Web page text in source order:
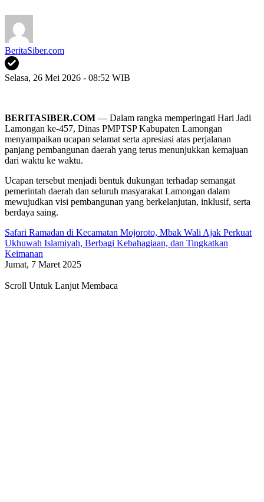
BeritaSiber.com
Selasa, 26 Mei 2026 - 08:52 WIB
BERITASIBER.COM — Dalam rangka memperingati Hari Jadi
Lamongan ke-457, Dinas PMPTSP Kabupaten Lamongan
menyampaikan ucapan selamat serta apresiasi atas perjalanan
panjang pembangunan daerah yang terus menunjukkan kemajuan
dari waktu ke waktu.
Ucapan tersebut menjadi bentuk dukungan terhadap semangat
pemerintah daerah dan seluruh masyarakat Lamongan dalam
mewujudkan visi pembangunan yang berkelanjutan, inklusif, serta
berdaya saing.
Safari Ramadan di Kecamatan Mojoroto, Mbak Wali Ajak Perkuat
Ukhuwah Islamiyah, Berbagi Kebahagiaan, dan Tingkatkan
Keimanan
Jumat, 7 Maret 2025
Scroll Untuk Lanjut Membaca